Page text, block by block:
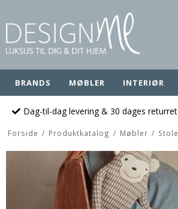
BRANDS MØBLER INTERIØR
Dag-til-dag levering & 30 dages returret
Forside / Produktkatalog / Møbler / Stole